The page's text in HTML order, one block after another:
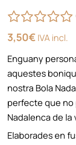
3,50€IVA incl.
Enguany
aquestes
nostra Bola
perfecte que no
Nadalenca de la
Elaborades en